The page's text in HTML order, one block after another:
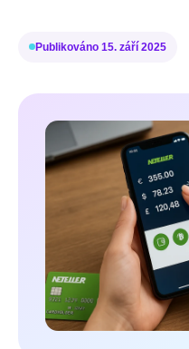
Publikováno 15. září 2025